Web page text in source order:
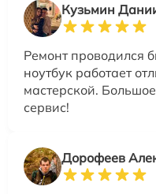
Кузьмин
Ремонт проводился
ноутбук работает
мастерской.
сервис!
Дорофеев